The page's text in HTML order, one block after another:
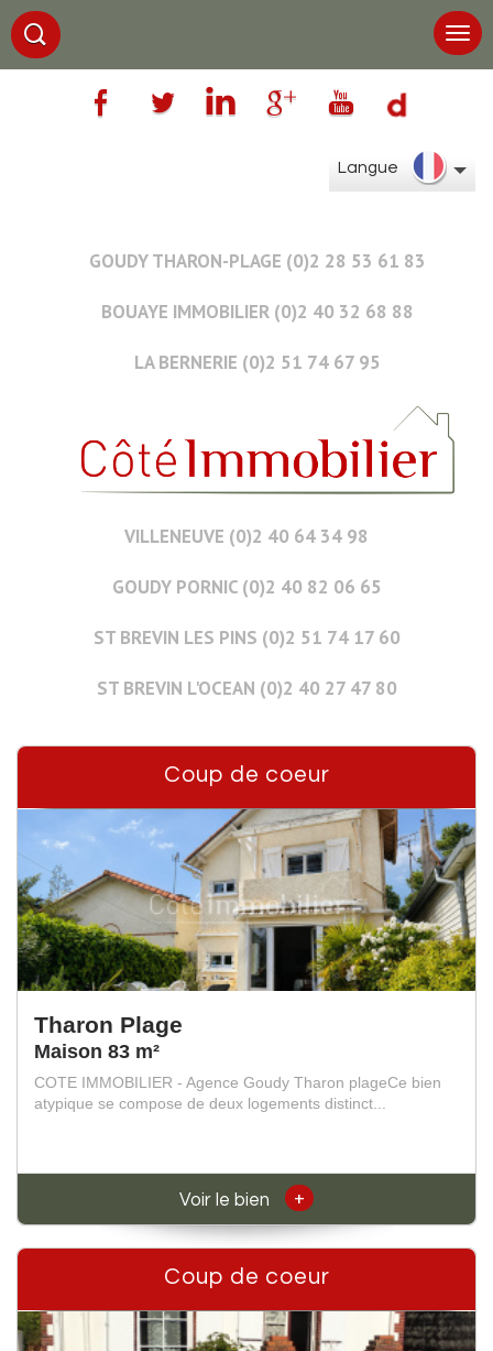
Langue
GOUDY THARON-PLAGE (0)2 28 53 61 83
BOUAYE IMMOBILIER (0)2 40 32 68 88
LA BERNERIE (0)2 51 74 67 95
VILLENEUVE (0)2 40 64 34 98
GOUDY PORNIC (0)2 40 82 06 65
ST BREVIN LES PINS (0)2 51 74 17 60
ST BREVIN L'OCEAN (0)2 40 27 47 80
Coup de coeur
Tharon Plage
Maison 83 m²
COTE IMMOBILIER - Agence Goudy Tharon plageCe bien
atypique se compose de deux logements distinct...
Voir le bien +
Coup de coeur